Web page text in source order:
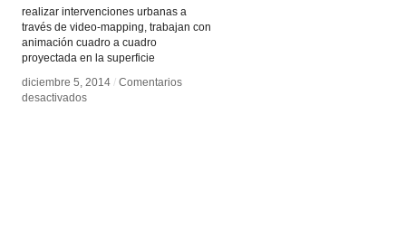
realizar intervenciones urbanas a
través de video-mapping, trabajan con
animación cuadro a cuadro
proyectada en la superficie
diciembre 5, 2014 / Comentarios
desactivadosen
diciembre 5, 2014 / Comentarios
desactivadosen